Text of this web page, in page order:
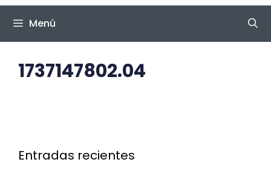
Menú
1737147802.04
Entradas recientes